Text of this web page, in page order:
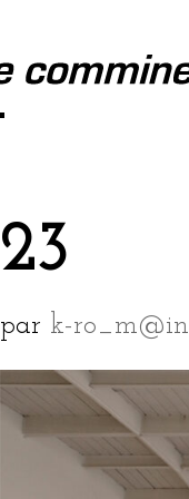
23
par k-ro_m@in